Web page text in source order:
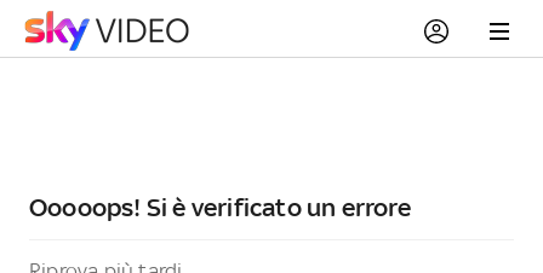
Ooooops! Si è verificato un errore